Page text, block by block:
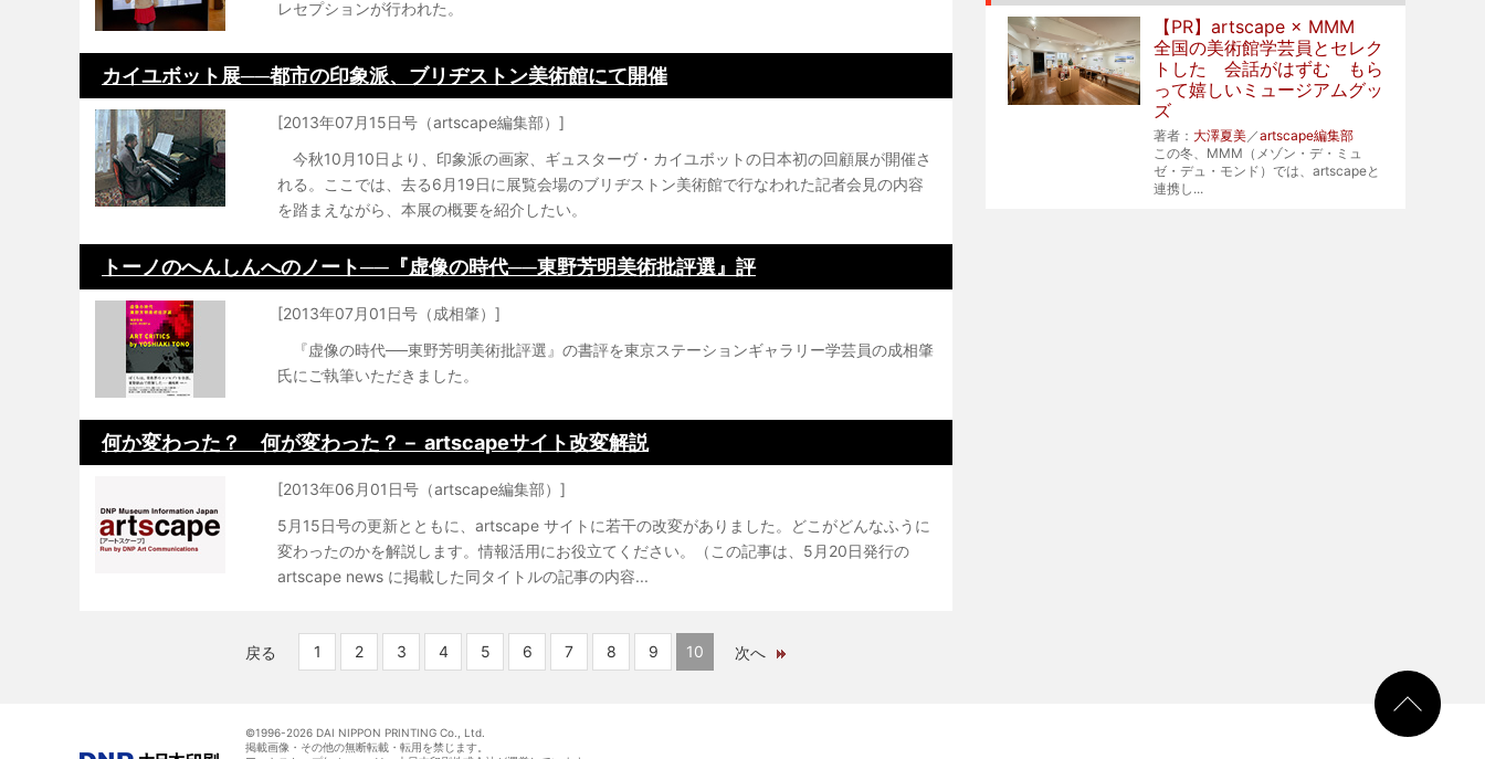
レセプションが行われた。
カイユボット展──都市の印象派、ブリヂストン美術館にて開催
[2013年07月15日号（artscape編集部）]
今秋10月10日より、印象派の画家、ギュスターヴ・カイユボットの日本初の回顧展が開催さ
れる。ここでは、去る6月19日に展覧会場のブリヂストン美術館で行なわれた記者会見の内容
を踏まえながら、本展の概要を紹介したい。
トーノのへんしんへのノート──『虚像の時代──東野芳明美術批評選』評
[2013年07月01日号（成相肇）]
『虚像の時代──東野芳明美術批評選』の書評を東京ステーションギャラリー学芸員の成相肇
氏にご執筆いただきました。
何か変わった？ 何が変わった？－ artscapeサイト改変解説
[2013年06月01日号（artscape編集部）]
5月15日号の更新とともに、artscape サイトに若干の改変がありました。どこがどんなふうに
変わったのかを解説します。情報活用にお役立てください。（この記事は、5月20日発行の
artscape news に掲載した同タイトルの記事の内容...
戻る 1 2 3 4 5 6 7 8 9 10 次へ
【PR】artscape × MMM
全国の美術館学芸員とセレク
トした 会話がはずむ もら
って嬉しいミュージアムグッ
ズ
著者： 大澤夏美／artscape編集部
この冬、MMM（メゾン・デ・ミュ
ゼ・デュ・モンド）では、artscapeと
連携し...
©1996-2026 DAI NIPPON PRINTING Co., Ltd.
掲載画像・その他の無断転載・転用を禁じます。